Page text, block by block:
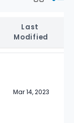
Last
Modified
Mar 14, 2023